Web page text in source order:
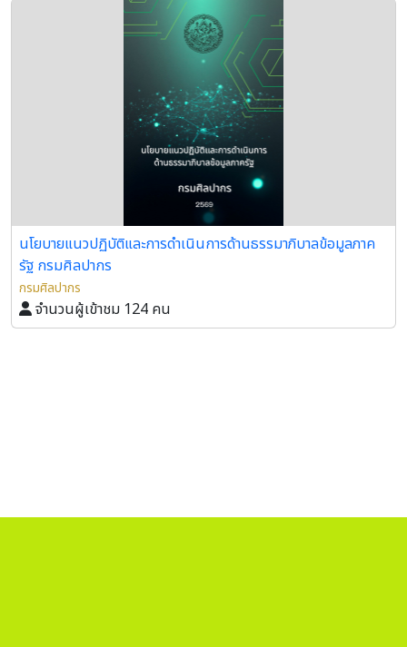
นโยบายแนวปฏิบัติและการดำเนินการด้านธรรมาภิบาลข้อมูลภาค
รัฐ กรมศิลปากร
กรมศิลปากร
จำนวนผู้เข้าชม 124 คน